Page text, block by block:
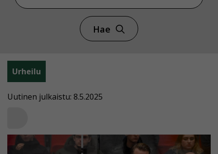
Hae
Urheilu
Uutinen julkaistu: 8.5.2025